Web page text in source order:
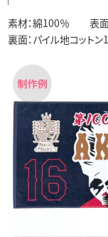
素材：綿100％ 表面(
裏面：パイル地コット